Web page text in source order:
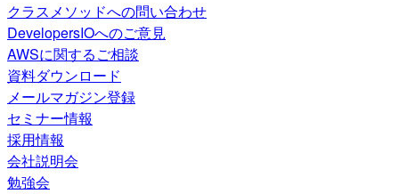
クラスメソッドへの問い合わせ
DevelopersIOへのご意見
AWSに関するご相談
資料ダウンロード
メールマガジン登録
セミナー情報
採用情報
会社説明会
勉強会